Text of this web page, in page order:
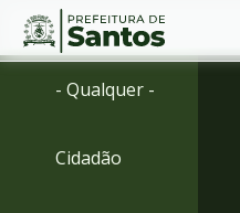
Ir
Conteúdo
- Qualquer -
Cidadão